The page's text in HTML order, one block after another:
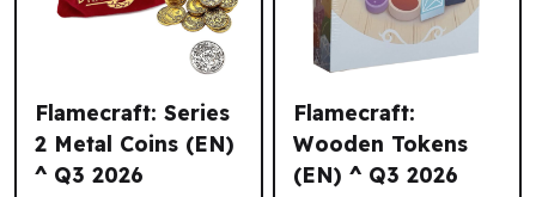
Flamecraft: Series
2 Metal Coins (EN)
^ Q3 2026
Flamecraft:
Wooden Tokens
(EN) ^ Q3 2026